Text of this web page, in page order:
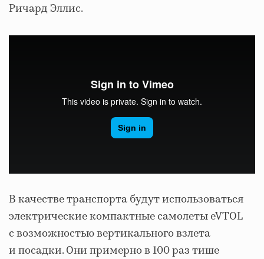
Ричард Эллис.
В качестве транспорта будут использоваться
электрические компактные самолеты eVTOL
с возможностью вертикального взлета
и посадки. Они примерно в 100 раз тише